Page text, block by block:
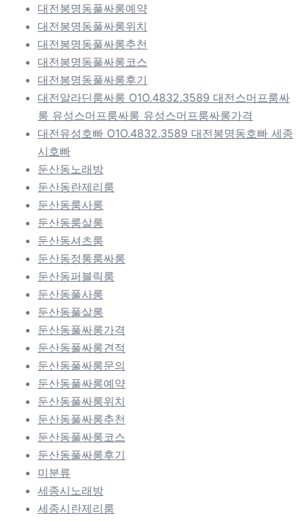
대전봉명동풀싸롱예약
대전봉명동풀싸롱위치
대전봉명동풀싸롱추천
대전봉명동풀싸롱코스
대전봉명동풀싸롱후기
대전알라딘룸싸롱 O1O.4832.3589 대전스머프룸싸
롱 유성스머프룸싸롱 유성스머프룸싸롱가격
대전유성호빠 O1O.4832.3589 대전봉명동호빠 세종
시호빠
둔산동노래방
둔산동란제리룸
둔산동룸사롱
둔산동룸살롱
둔산동셔츠룸
둔산동정통룸싸롱
둔산동퍼블릭룸
둔산동풀사롱
둔산동풀살롱
둔산동풀싸롱가격
둔산동풀싸롱견적
둔산동풀싸롱문의
둔산동풀싸롱예약
둔산동풀싸롱위치
둔산동풀싸롱추천
둔산동풀싸롱코스
둔산동풀싸롱후기
미분류
세종시노래방
세종시란제리룸